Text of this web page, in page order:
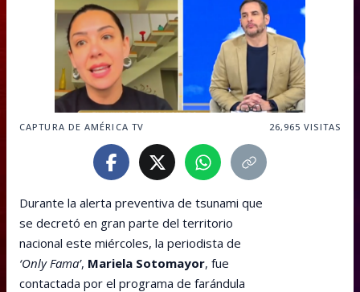
CAPTURA DE AMÉRICA TV 26,965 VISITAS
Durante la alerta preventiva de tsunami que
se decretó en gran parte del territorio
nacional este miércoles, la periodista de
‘Only Fama’, Mariela Sotomayor, fue
contactada por el programa de farándula